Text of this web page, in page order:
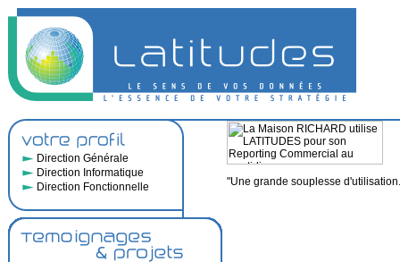
Direction Générale
Direction Informatique
Direction Fonctionnelle
"Une grande souplesse
"La force d'une équipe de consultants
spécialisés en BI et l'agilité de Latitudes
nous ont permis d'être opérationnel à
l'international en un temps record..."
"L'outil de Smart Reporting par
excellence... Un excellent complément
son agilité et son mode de licensing"